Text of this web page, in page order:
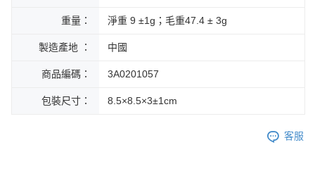
重量： 淨重 9 ±1g；毛重47.4 ± 3g
製造產地 ： 中國
商品編碼： 3A0201057
包裝尺寸： 8.5×8.5×3±1cm
客服